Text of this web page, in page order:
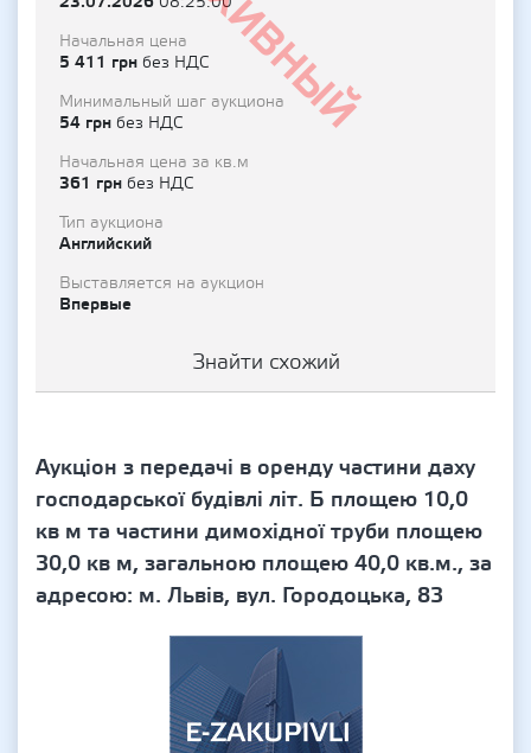
Начальная цена
5 411 грн без НДС
Минимальный шаг аукциона
54 грн без НДС
Начальная цена за кв.м
361 грн без НДС
Тип аукциона
Английский
Выставляется на аукцион
Впервые
Знайти схожий
Аукціон з передачі в оренду частини даху
господарської будівлі літ. Б площею 10,0
кв м та частини димохідної труби площею
30,0 кв м, загальною площею 40,0 кв.м., за
адресою: м. Львів, вул. Городоцька, 83